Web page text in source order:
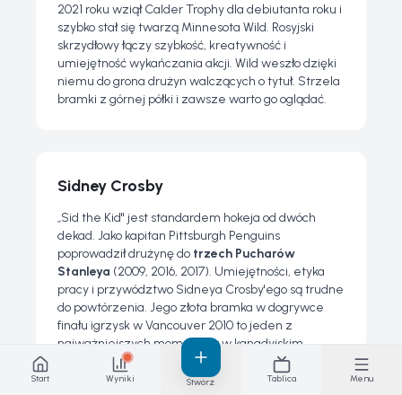
2021 roku wziął Calder Trophy dla debiutanta roku i
szybko stał się twarzą Minnesota Wild. Rosyjski
skrzydłowy łączy szybkość, kreatywność i
umiejętność wykańczania akcji. Wild weszło dzięki
niemu do grona drużyn walczących o tytuł. Strzela
bramki z górnej półki i zawsze warto go oglądać.
Sidney Crosby
„Sid the Kid" jest standardem hokeja od dwóch
dekad. Jako kapitan Pittsburgh Penguins
poprowadził drużynę do trzech Pucharów
Stanleya (2009, 2016, 2017). Umiejętności, etyka
pracy i przywództwo Sidneya Crosby'ego są trudne
do powtórzenia. Jego złota bramka w dogrywce
finału igrzysk w Vancouver 2010 to jeden z
najważniejszych momentów w kanadyjskim
Start Wyniki Stwórz Tablica Menu